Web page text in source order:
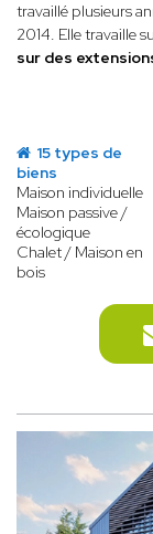
travaillé plusieurs
2014. Elle travaille
sur des
15 types de
biens
Maison individuelle
Maison passive /
écologique
Chalet / Maison en
bois